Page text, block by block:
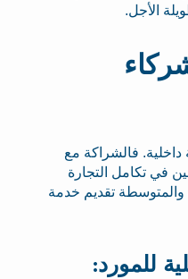
الأجل.
داخلية. فالشراكة مع
في تكامل التجارة
والمتوسطة تقديم خدمة
للمورد: